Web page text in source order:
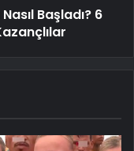
Başladı? 6